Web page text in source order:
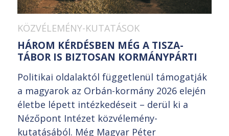
KÖZVÉLEMÉNY-KUTATÁSOK
HÁROM KÉRDÉSBEN MÉG A TISZA-
TÁBOR IS BIZTOSAN KORMÁNYPÁRTI
Politikai oldalaktól függetlenül támogatják
a magyarok az Orbán-kormány 2026 elején
életbe lépett intézkedéseit – derül ki a
Nézőpont Intézet közvélemény-
kutatásából. Még Magyar Péter